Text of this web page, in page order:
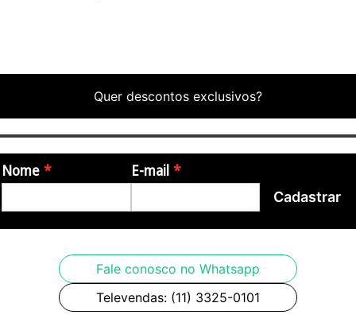
Quer descontos exclusivos?
Nome E-mail
Cadastrar
Fale conosco no Whatsapp
Televendas: (11) 3325-0101